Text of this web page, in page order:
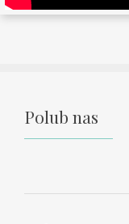
Polub nas